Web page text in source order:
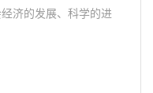
济的发展、科学的进